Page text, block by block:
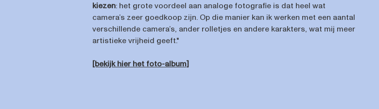
kiezen: het grote voordeel aan analoge fotografie is dat heel wat
camera’s zeer goedkoop zijn. Op die manier kan ik werken met een aantal
verschillende camera’s, ander rolletjes en andere karakters, wat mij meer
artistieke vrijheid geeft."
[bekijk hier het foto-album]